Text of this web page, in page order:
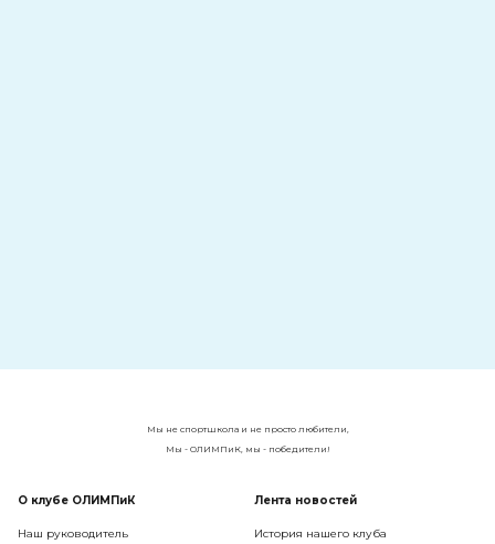
Мы не спортшкола и не просто любители,
Мы - ОЛИМПиК, мы - победители!
О клубе ОЛИМПиК
Наш руководитель
Лента новостей
История нашего клуба